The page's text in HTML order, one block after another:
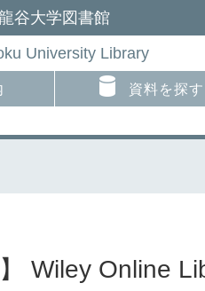
谷大学図書館
University Library
資料を探す
Wiley Online